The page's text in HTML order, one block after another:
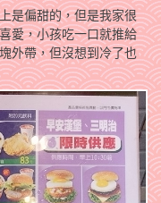
是偏甜的，但是我家很
愛，小孩吃一口就推給
外帶，但沒想到冷了也